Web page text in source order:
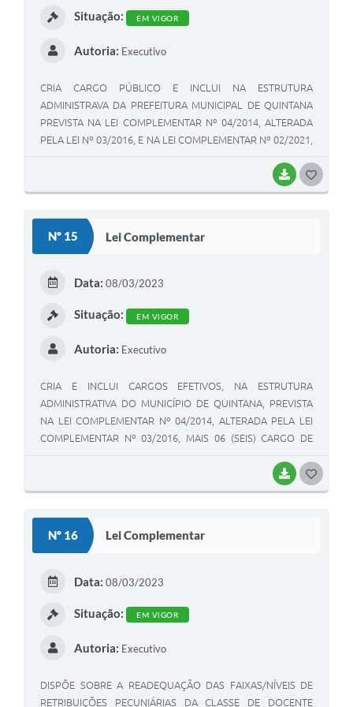
BAIXAR
Situação: EM VIGOR
Autoria: Executivo
CRIA CARGO PÚBLICO E INCLUI NA ESTRUTURA
ADMINISTRAVA DA PREFEITURA MUNICIPAL DE QUINTANA
PREVISTA NA LEI COMPLEMENTAR Nº 04/2014, ALTERADA
PELA LEI Nº 03/2016, E NA LEI COMPLEMENTAR Nº 02/2021,
Nº 15 Lei Complementar
BAIXAR
Data: 08/03/2023
Situação: EM VIGOR
Autoria: Executivo
CRIA E INCLUI CARGOS EFETIVOS, NA ESTRUTURA
ADMINISTRATIVA DO MUNICÍPIO DE QUINTANA, PREVISTA
NA LEI COMPLEMENTAR Nº 04/2014, ALTERADA PELA LEI
COMPLEMENTAR Nº 03/2016, MAIS 06 (SEIS) CARGO DE
Nº 16 Lei Complementar
Data: 08/03/2023
Situação: EM VIGOR
Autoria: Executivo
DISPÕE SOBRE A READEQUAÇÃO DAS FAIXAS/NÍVEIS DE
RETRIBUIÇÕES PECUNIÁRIAS DA CLASSE DE DOCENTE